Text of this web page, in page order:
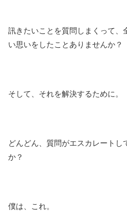
訊きたいことを質問しまくって、
い思いをしたことありませんか？
そして、それを解決するために。
どんどん、質問がエスカレートし
か？
僕は、これ。